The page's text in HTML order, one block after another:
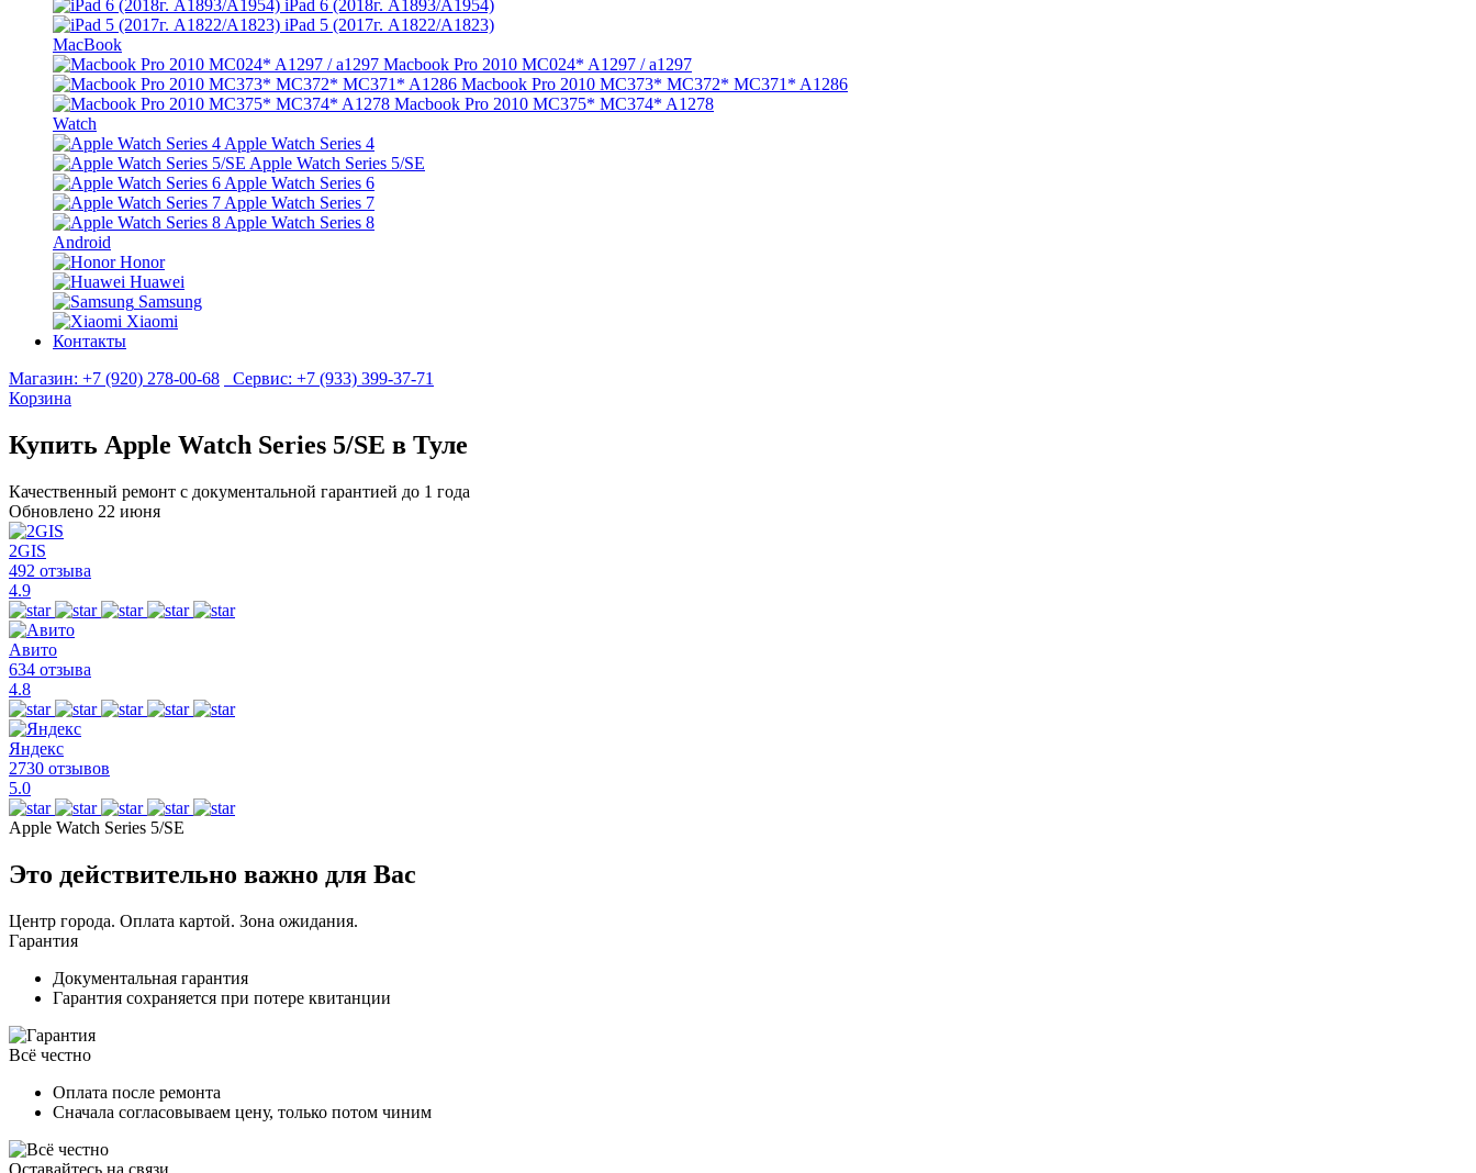
iPad 6 (2018г. A1893/A1954)
iPad 5 (2017г. A1822/A1823)
MacBook
Macbook Pro 2010 MC024* A1297 / a1297
Macbook Pro 2010 MC373* MC372* MC371* A1286
Macbook Pro 2010 MC375* MC374* A1278
Watch
Apple Watch Series 4
Apple Watch Series 5/SE
Apple Watch Series 6
Apple Watch Series 7
Apple Watch Series 8
Android
Honor
Huawei
Samsung
Xiaomi
Контакты
Магазин: +7 (920) 278-00-68 Сервис: +7 (933) 399-37-71
Корзина
Купить Apple Watch Series 5/SE в Туле
Качественный ремонт с документальной гарантией до 1 года
Обновлено 22 июня
2GIS
492 отзыва
4.9
Авито
634 отзыва
4.8
Яндекс
2730 отзывов
5.0
Apple Watch Series 5/SE
Это действительно важно для Вас
Центр города. Оплата картой. Зона ожидания.
Гарантия
Документальная гарантия
Гарантия сохраняется при потере квитанции
Всё честно
Оплата после ремонта
Сначала согласовываем цену, только потом чиним
Оставайтесь на связи